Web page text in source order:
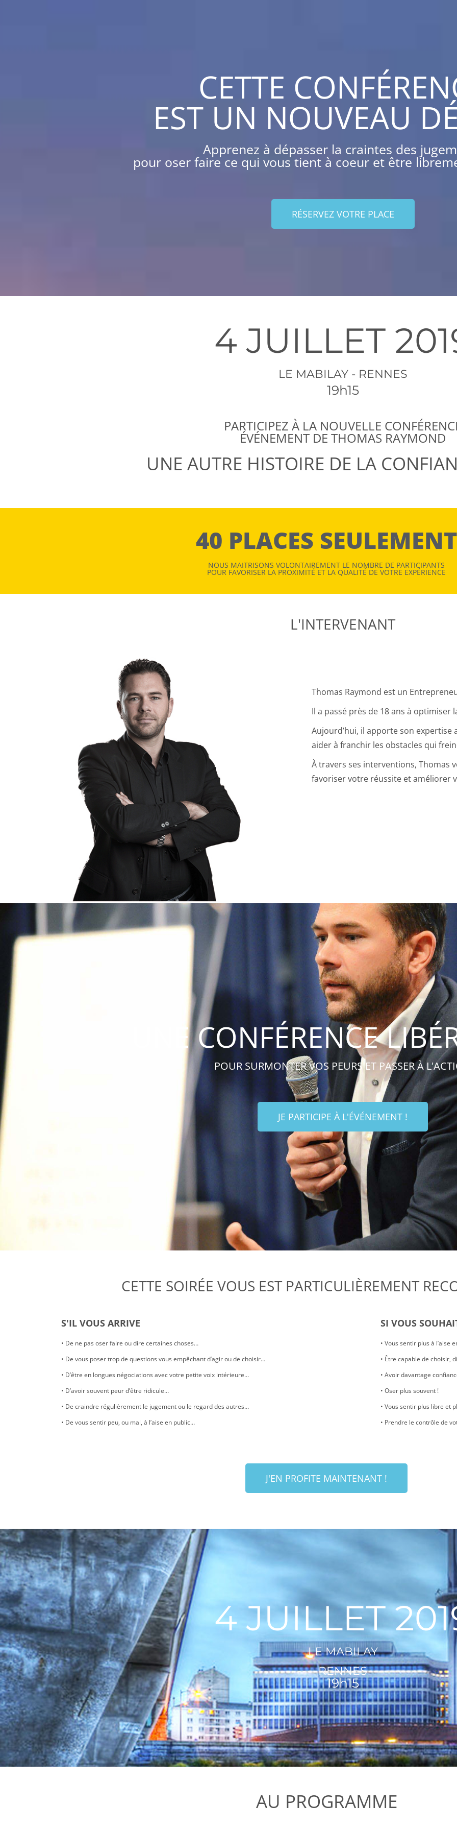
CETTE
EST UN NOUVEAU
Apprenez à dépasser la craintes des
pour oser faire ce qui vous tient à coeur et être
RÉSERVEZ VOTRE PLACE
4 JUILLET
LE MABILAY - RENNES
19h15
PARTICIPEZ À LA NOUVELLE
ÉVÉNEMENT DE THOMAS RAYMOND
UNE AUTRE HISTOIRE DE LA
40 PLACES SEULEMENT
NOUS MAITRISONS VOLONTAIREMENT LE NOMBRE DE PARTICIPANTS
POUR FAVORISER LA PROXIMITÉ ET LA QUALITÉ DE VOTRE EXPÉRIENCE
L'INTERVENANT
Thomas Raymond est un
Il a passé près de 18 ans à
Aujourd’hui, il apporte son
aider à franchir les obstacles qui
À travers ses interventions, Thomas
favoriser votre réussite et améliorer
UNE CONFÉRENCE
POUR SURMONTER VOS PEURS ET PASSER À
JE PARTICIPE À L'ÉVÉNEMENT !
CETTE SOIRÉE VOUS EST PARTICULIÈREMENT
S'IL VOUS ARRIVE
• De ne pas oser faire ou dire certaines choses…
• De vous poser trop de questions vous empêchant d’agir ou de choisir…
• D’être en longues négociations avec votre petite voix intérieure…
• D’avoir souvent peur d’être ridicule…
• De craindre régulièrement le jugement ou le regard des autres…
• De vous sentir peu, ou mal, à l’aise en public…
SI VOUS
• Vous sentir plus à l’aise
• Être capable de choisir,
• Avoir davantage
• Oser plus souvent !
• Vous sentir plus libre et
• Prendre le contrôle de
J'EN PROFITE MAINTENANT !
4 JUILLET
LE MABILAY
RENNES
19h15
AU PROGRAMME